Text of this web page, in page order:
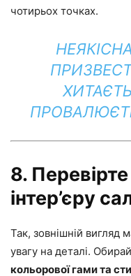
чотирьох точках.
8. Перевірте
інтер’єру
Так, зовнішній вигляд
увагу на деталі.
кольорової гами та